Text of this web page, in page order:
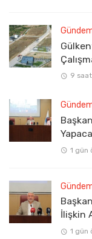
9
1 gün
İlişkin
1 gün